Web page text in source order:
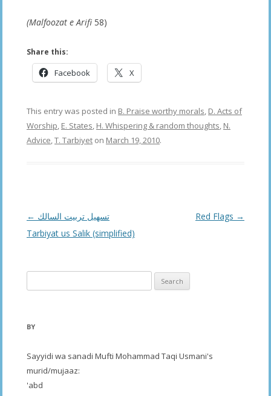
(Malfoozat e Arifi 58)
Share this:
Facebook X
This entry was posted in B. Praise worthy morals, D. Acts of
Worship, E. States, H. Whispering & random thoughts, N.
Advice,T. Tarbiyet on March 19, 2010.
Post
navigation
←
Tarbiyat us Salik (simplified)
Red Flags →
for:
BY
Sayyidi wa sanadi Mufti Mohammad Taqi Usmani's
murid/mujaaz:
'abd